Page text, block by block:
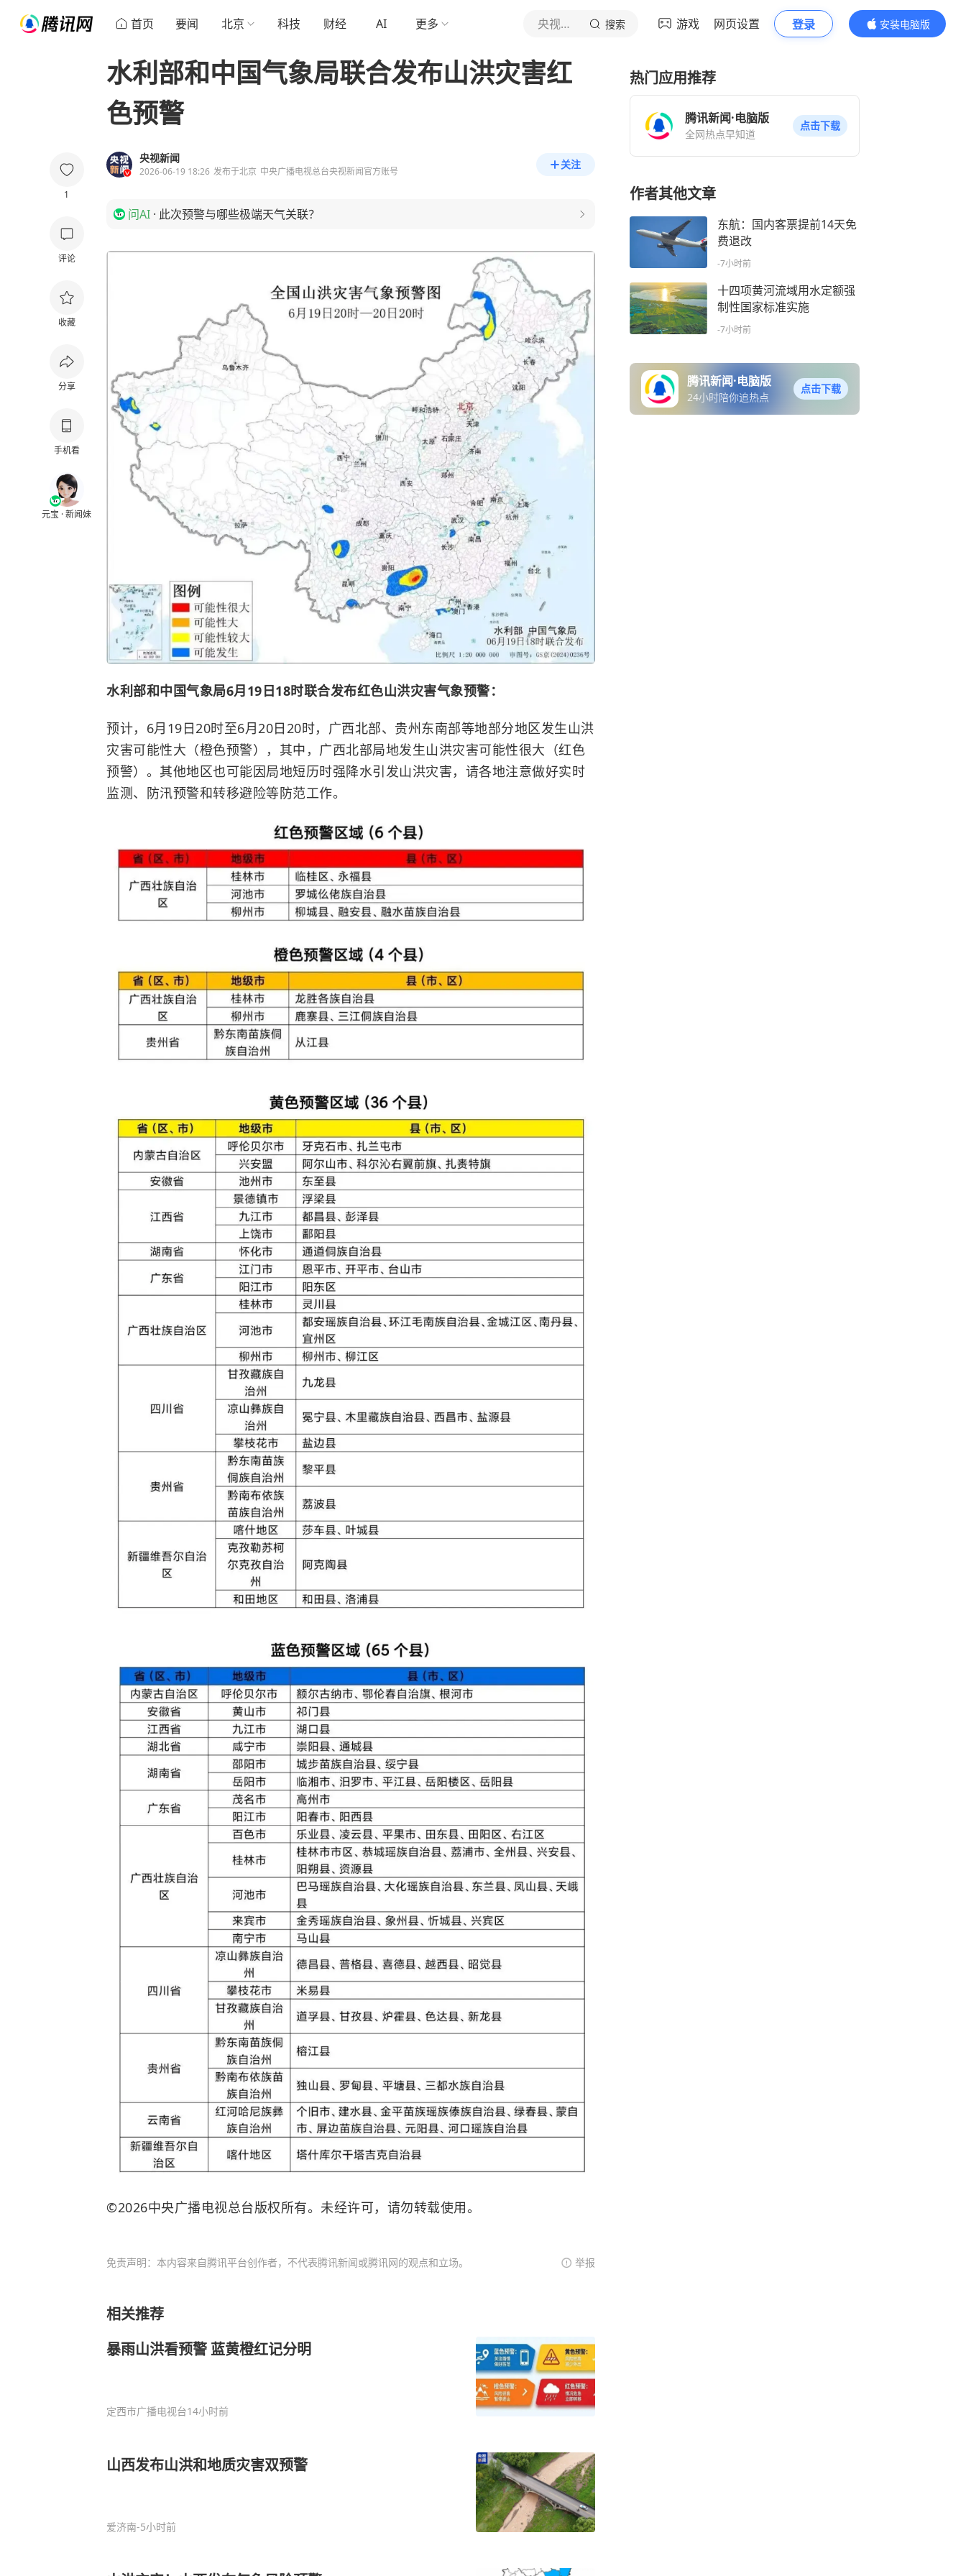
首页 要闻 北京 科技 财经 AI 更多 央视新闻 搜索 游戏 网页设置 登录
安装电脑版
内容更精彩
1
评论
收藏
分享
手机看
元宝 · 新闻妹
水利部和中国气象局联合发布山洪灾害红
色预警
央视新闻
2026-06-19 18:26 发布于北京 中央广播电视总台央视新闻官方账号
关注
问AI · 此次预警与哪些极端天气关联？
水利部和中国气象局6月19日18时联合发布红色山洪灾害气象预警：
预计，6月19日20时至6月20日20时，广西北部、贵州东南部等地部分地区发生山洪
灾害可能性大（橙色预警），其中，广西北部局地发生山洪灾害可能性很大（红色
预警）。其他地区也可能因局地短历时强降水引发山洪灾害，请各地注意做好实时
监测、防汛预警和转移避险等防范工作。
©2026中央广播电视总台版权所有。未经许可，请勿转载使用。
免责声明：本内容来自腾讯平台创作者，不代表腾讯新闻或腾讯网的观点和立场。 举报
相关推荐
暴雨山洪看预警 蓝黄橙红记分明
定西市广播电视台14小时前
山西发布山洪和地质灾害双预警
爱济南-5小时前
热门应用推荐
腾讯新闻·电脑版
全网热点早知道
点击下载
作者其他文章
东航：国内客票提前14天免
费退改
-7小时前
十四项黄河流域用水定额强
制性国家标准实施
-7小时前
腾讯新闻·电脑版
24小时陪你追热点
点击下载